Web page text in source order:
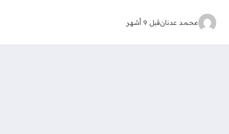
محمد عدنانقبل 9 أشهر